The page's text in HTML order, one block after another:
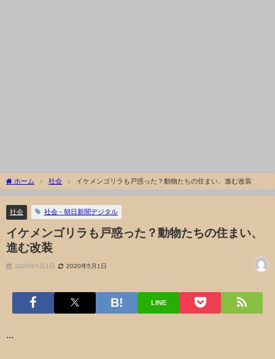
ホーム 社会 イケメンゴリラも戸惑った？動物たちの住まい、進む改装
社会 社会 - 朝日新聞デジタル
イケメンゴリラも戸惑った？動物たちの住まい、
進む改装
2020年5月1日 2020年5月1日
LINE